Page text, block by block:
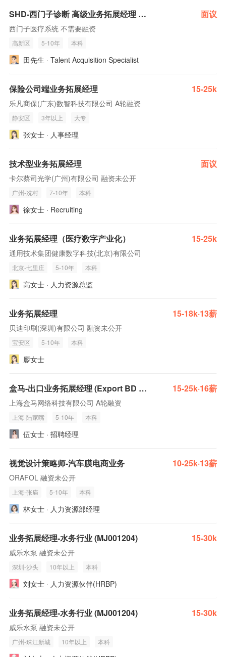
SHD-西门子诊断 高级业务拓展经理 四川西藏新疆 面议
西门子医疗系统 不需要融资
高新区 5-10年 本科
田先生 · Talent Acquisition Specialist
保险公司端业务拓展经理 15-25k
乐凡商保(广东)数智科技有限公司 A轮融资
静安区 3年以上 大专
张女士 · 人事经理
技术型业务拓展经理 面议
卡尔蔡司光学(广州)有限公司 融资未公开
广州-冼村 7-10年 本科
徐女士 · Recruiting
业务拓展经理（医疗数字产业化） 15-25k
通用技术集团健康数字科技(北京)有限公司
北京-七里庄 5-10年 本科
高女士 · 人力资源总监
业务拓展经理 15-18k·13薪
贝迪印刷(深圳)有限公司 融资未公开
宝安区 5-10年 本科
廖女士
盒马-出口业务拓展经理 (Export BD Manager) 15-25k·16薪
上海盒马网络科技有限公司 A轮融资
上海-陆家嘴 5-10年 本科
伍女士 · 招聘经理
视觉设计策略师-汽车膜电商业务 10-25k·13薪
ORAFOL 融资未公开
上海-张庙 5-10年 本科
林女士 · 人力资源部经理
业务拓展经理-水务行业 (MJ001204) 15-30k
威乐水泵 融资未公开
深圳-沙头 10年以上 本科
刘女士 · 人力资源伙伴(HRBP)
业务拓展经理-水务行业 (MJ001204) 15-30k
威乐水泵 融资未公开
广州-珠江新城 10年以上 本科